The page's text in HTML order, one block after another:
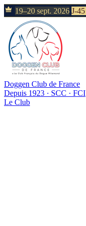
19–20 sept. 2026 J-45
Doggen Club de France
Depuis 1923 · SCC · FCI
Le Club